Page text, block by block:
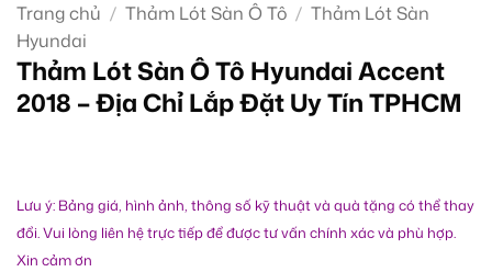
Trang chủ / Thảm Lót Sàn Ô Tô / Thảm Lót Sàn
Hyundai
Thảm Lót Sàn Ô Tô Hyundai Accent
2018 – Địa Chỉ Lắp Đặt Uy Tín TPHCM
Lưu ý: Bảng giá, hình ảnh, thông số kỹ thuật và quà tặng có thể thay
đổi. Vui lòng liên hệ trực tiếp để được tư vấn chính xác và phù hợp.
Xin cảm ơn